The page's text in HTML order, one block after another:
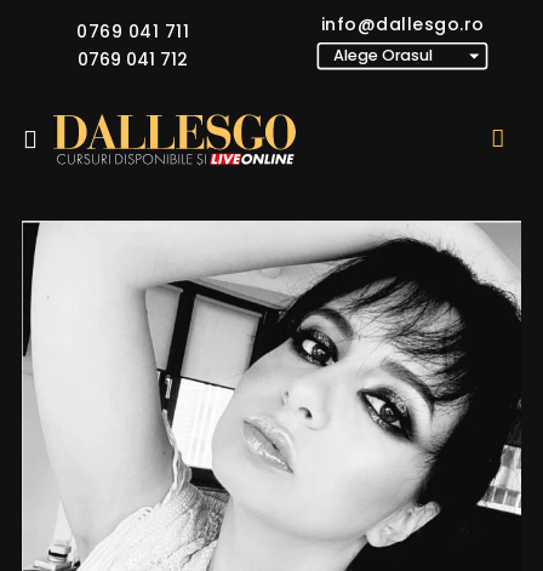
0769 041 711
0769 041 712
info@dallesgo.ro